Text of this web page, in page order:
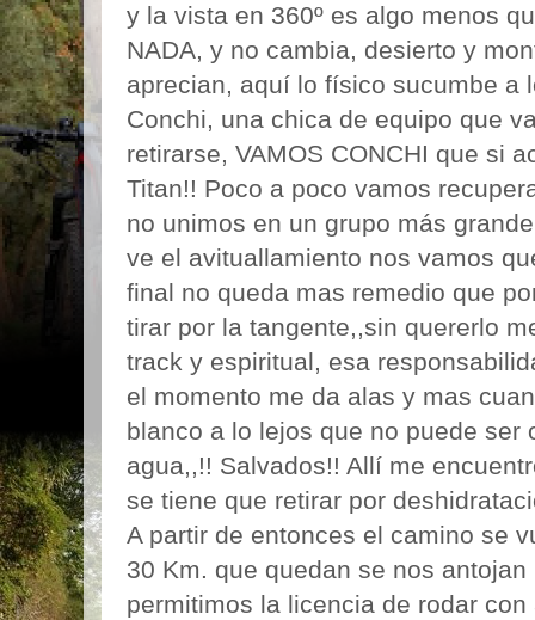
y la vista en 360º es algo menos
NADA, y no cambia, desierto y
aprecian, aquí lo físico sucumbe a
Conchi, una chica de equipo que
retirarse, VAMOS CONCHI que si
Titan!! Poco a poco vamos
no unimos en un grupo más
ve el avituallamiento nos vamos
final no queda mas remedio que
tirar por la tangente,,sin quererlo
track y espiritual, esa
el momento me da alas y mas
blanco a lo lejos que no puede ser
agua,,!! Salvados!! Allí me
se tiene que retirar por
A partir de entonces el camino se
30 Km. que quedan se nos
permitimos la licencia de rodar